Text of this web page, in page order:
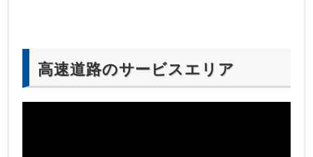
高速道路のサービスエリア